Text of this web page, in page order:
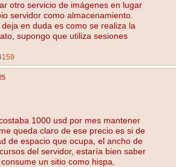
otro servicio de imágenes en lugar
servidor como almacenamiento.
en duda es como se realiza la
supongo que utiliza sesiones
1000 usd por mes mantener
queda claro de ese precio es si de
de espacio que ocupa, el ancho de
del servidor, estaría bien saber
un sitio como hispa.